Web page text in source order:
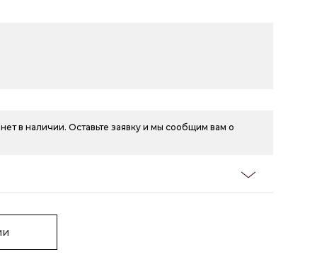
в наличии. Оставьте заявку и мы сообщим вам о